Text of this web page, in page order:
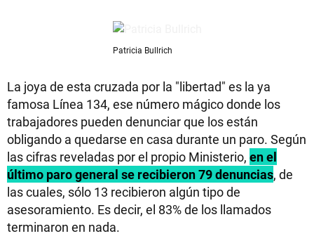
Patricia Bullrich
La joya de esta cruzada por la "libertad" es la ya
famosa Línea 134, ese número mágico donde los
trabajadores pueden denunciar que los están
obligando a quedarse en casa durante un paro. Según
las cifras reveladas por el propio Ministerio, en el
último paro general se recibieron 79 denuncias, de
las cuales, sólo 13 recibieron algún tipo de
asesoramiento. Es decir, el 83% de los llamados
terminaron en nada.